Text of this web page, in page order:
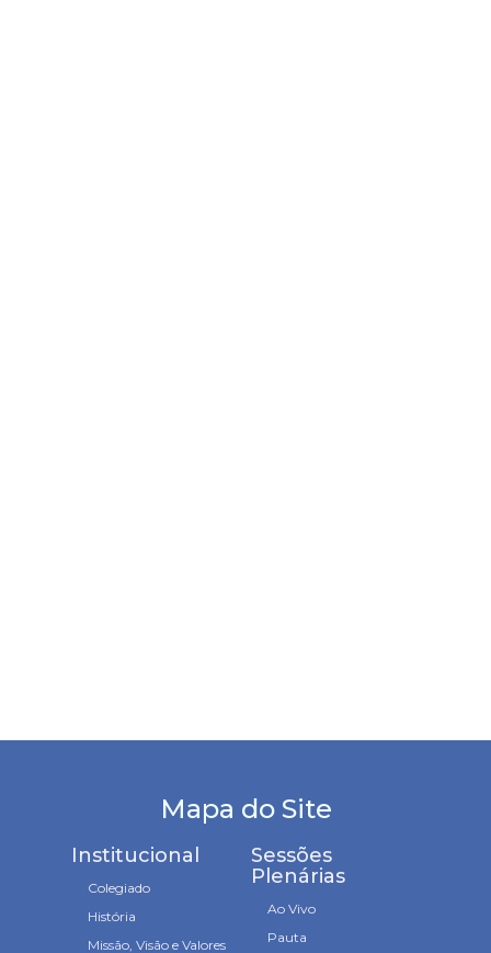
Mapa do Site
Institucional
Colegiado
História
Missão, Visão e Valores
Sessões
Plenárias
Ao Vivo
Pauta